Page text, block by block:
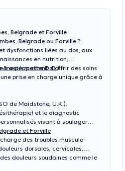
Belgrade et Forville
Belgrade ou Forville ?
dysfonctions liées au dos, aux
en nutrition,
me permettent d'offrir des soins
& ostéopathe D.O.)
prise en charge unique grâce à
de Maidstone, U.K.).
et le diagnostic
visant à soulager
et Forville
des troubles musculo-
dorsales, cervicales,
douleurs soudaines comme le